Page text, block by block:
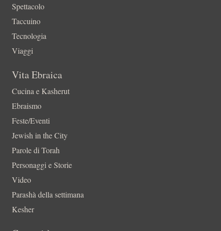
Spettacolo
Taccuino
Tecnologia
Viaggi
Vita Ebraica
Cucina e Kasherut
Ebraismo
Feste/Eventi
Jewish in the City
Parole di Torah
Personaggi e Storie
Video
Parashà della settimana
Kesher